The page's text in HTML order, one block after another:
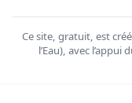
Ce site, gratuit, est
l’Eau), avec